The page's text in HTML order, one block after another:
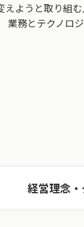
ようと取り組
業務とテクノロ
経営理念